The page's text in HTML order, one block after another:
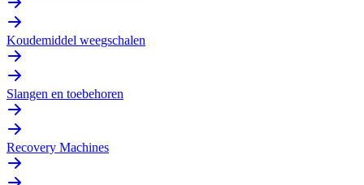
Koudemiddel weegschalen
Slangen en toebehoren
Recovery Machines